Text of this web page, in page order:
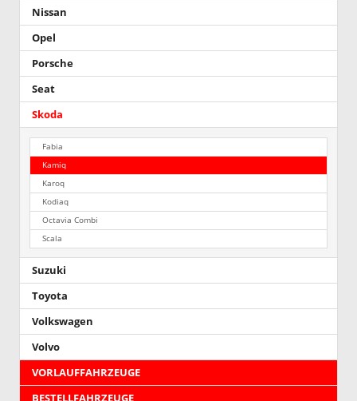
Nissan
Opel
Porsche
Seat
Skoda
Fabia
Kamiq
Karoq
Kodiaq
Octavia Combi
Scala
Suzuki
Toyota
Volkswagen
Volvo
VORLAUFFAHRZEUGE
BESTELLFAHRZEUGE